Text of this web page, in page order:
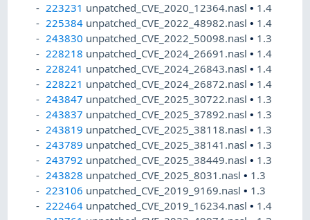
223231 unpatched_CVE_2020_12364.nasl• 1.4
225384 unpatched_CVE_2022_48982.nasl• 1.4
243830 unpatched_CVE_2022_50098.nasl• 1.3
228218 unpatched_CVE_2024_26691.nasl• 1.4
228241 unpatched_CVE_2024_26843.nasl• 1.4
228221 unpatched_CVE_2024_26872.nasl• 1.4
243847 unpatched_CVE_2025_30722.nasl• 1.3
243837 unpatched_CVE_2025_37892.nasl• 1.3
243819 unpatched_CVE_2025_38118.nasl• 1.3
243789 unpatched_CVE_2025_38141.nasl• 1.3
243792 unpatched_CVE_2025_38449.nasl• 1.3
243828 unpatched_CVE_2025_8031.nasl• 1.3
223106 unpatched_CVE_2019_9169.nasl• 1.3
222464 unpatched_CVE_2019_16234.nasl• 1.4